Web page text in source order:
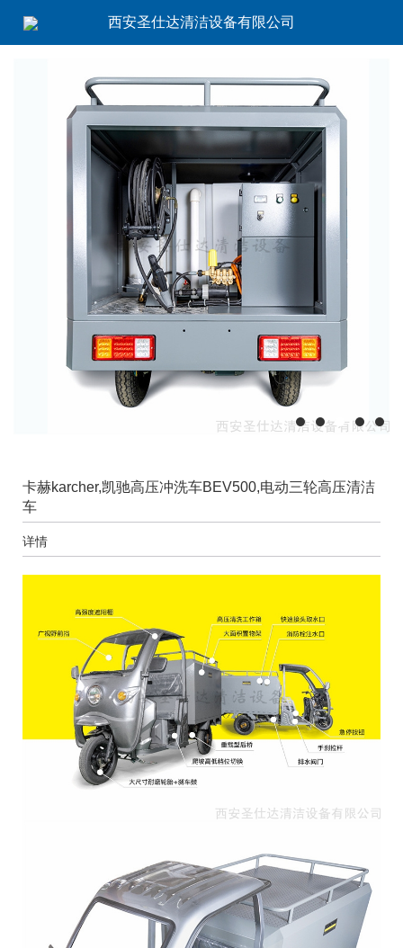
西安圣仕达清洁设备有限公司
卡赫karcher,凯驰高压冲洗车BEV500,电动三轮高压清洁
车
详情